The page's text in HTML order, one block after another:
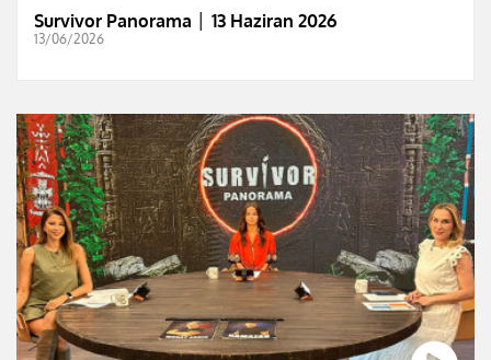
Survivor Panorama │ 13 Haziran 2026
13/06/2026